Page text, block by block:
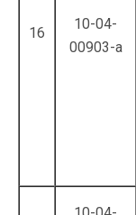
16
10-04-
00903-а